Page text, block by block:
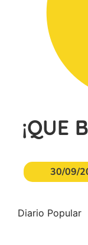
¡QUE
30/09/
Diario Popular